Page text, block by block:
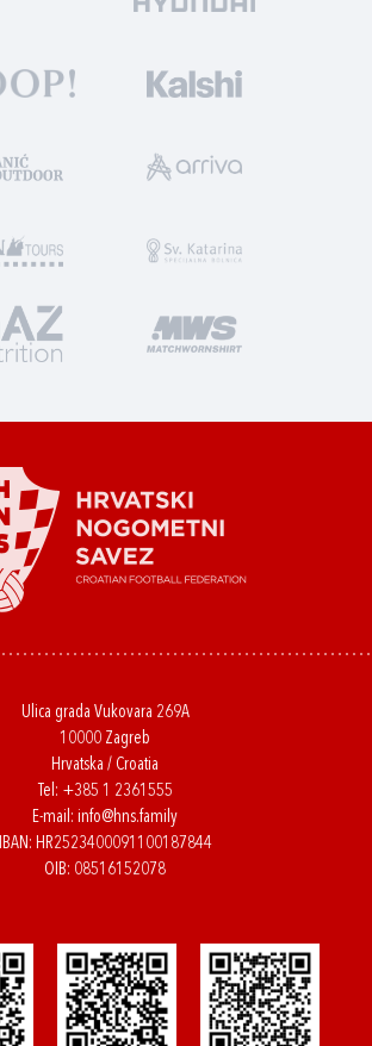
Ulica grada Vukovara 269A
10000 Zagreb
Hrvatska / Croatia
Tel: +385 1 2361555
E-mail: info@hns.family
IBAN: HR2523400091100187844
OIB: 08516152078